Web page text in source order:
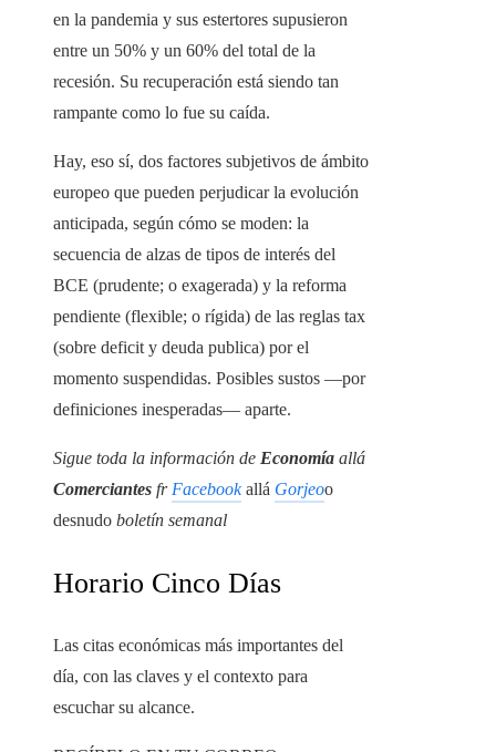
en la pandemia y sus estertores supusieron
entre un 50% y un 60% del total de la
recesión. Su recuperación está siendo tan
rampante como lo fue su caída.
Hay, eso sí, dos factores subjetivos de ámbito
europeo que pueden perjudicar la evolución
anticipada, según cómo se moden: la
secuencia de alzas de tipos de interés del
BCE (prudente; o exagerada) y la reforma
pendiente (flexible; o rígida) de las reglas tax
(sobre deficit y deuda publica) por el
momento suspendidas. Posibles sustos —por
definiciones inesperadas— aparte.
Sigue toda la información de Economía allá
Comerciantes fr Facebookallá Gorjeoo
desnudo boletín semanal
Horario Cinco Días
Las citas económicas más importantes del
día, con las claves y el contexto para
escuchar su alcance.